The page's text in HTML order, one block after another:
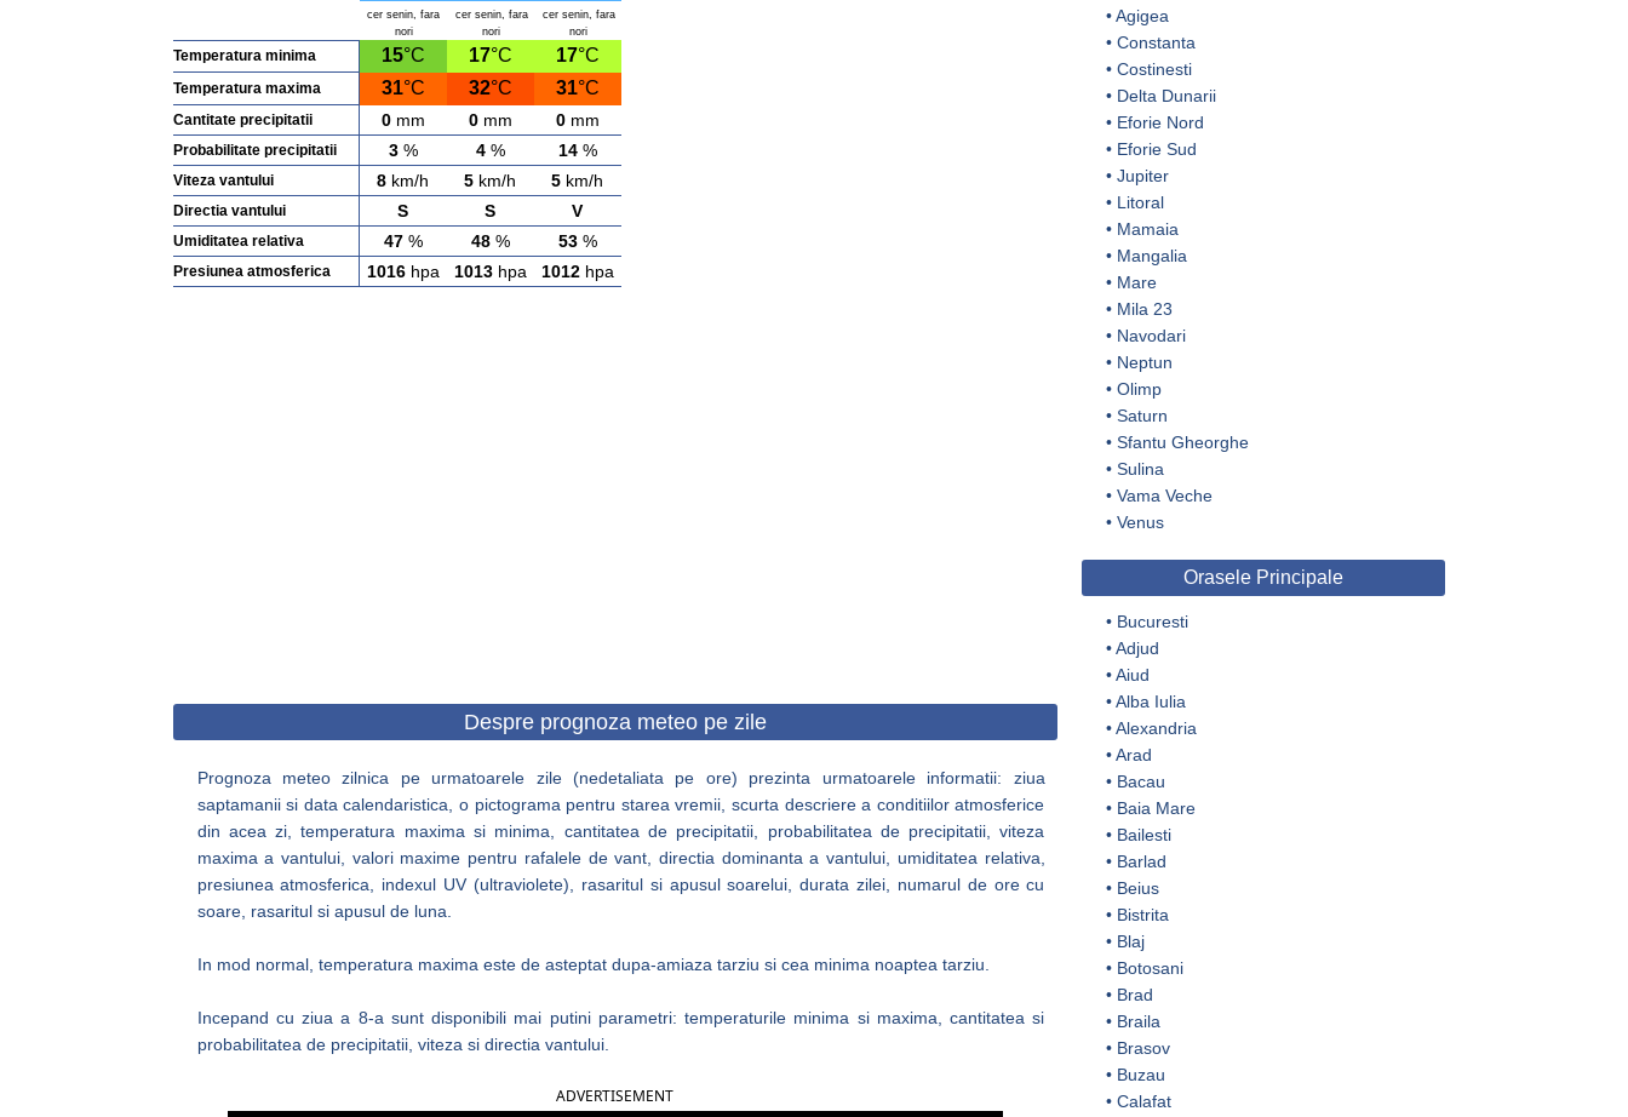
cer senin, fara
nori
cer senin, fara
nori
cer senin, fara
nori
Temperatura minima 15°C 17°C 17°C
Temperatura maxima 31°C 32°C 31°C
Cantitate precipitatii 0mm 0mm 0mm
Probabilitate precipitatii 3% 4% 14%
Viteza vantului 8 km/h 5 km/h 5 km/h
Directia vantului S S V
Umiditatea relativa 47% 48% 53%
Presiunea atmosferica 1016hpa 1013hpa 1012hpa
Despre prognoza meteo pe zile
Prognoza meteo zilnica pe urmatoarele zile (nedetaliata pe ore) prezinta urmatoarele informatii: ziua
saptamanii si data calendaristica, o pictograma pentru starea vremii, scurta descriere a conditiilor atmosferice
din acea zi, temperatura maxima si minima, cantitatea de precipitatii, probabilitatea de precipitatii, viteza
maxima a vantului, valori maxime pentru rafalele de vant, directia dominanta a vantului, umiditatea relativa,
presiunea atmosferica, indexul UV (ultraviolete), rasaritul si apusul soarelui, durata zilei, numarul de ore cu
soare, rasaritul si apusul de luna.
In mod normal, temperatura maxima este de asteptat dupa-amiaza tarziu si cea minima noaptea tarziu.
Incepand cu ziua a 8-a sunt disponibili mai putini parametri: temperaturile minima si maxima, cantitatea si
probabilitatea de precipitatii, viteza si directia vantului.
ADVERTISEMENT
•Agigea
• Constanta
• Costinesti
• Delta Dunarii
• Eforie Nord
• Eforie Sud
• Jupiter
• Litoral
• Mamaia
• Mangalia
• Mare
• Mila 23
• Navodari
• Neptun
• Olimp
• Saturn
• Sfantu Gheorghe
• Sulina
• Vama Veche
• Venus
Orasele Principale
• Bucuresti
•Adjud
•Aiud
•Alba Iulia
•Alexandria
•Arad
• Bacau
• Baia Mare
• Bailesti
• Barlad
• Beius
• Bistrita
• Blaj
• Botosani
• Brad
• Braila
• Brasov
• Buzau
• Calafat